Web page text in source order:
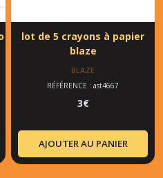
lot de 5 crayons à papier
blaze
BLAZE
RÉFÉRENCE : ast4667
3€
AJOUTER AU PANIER